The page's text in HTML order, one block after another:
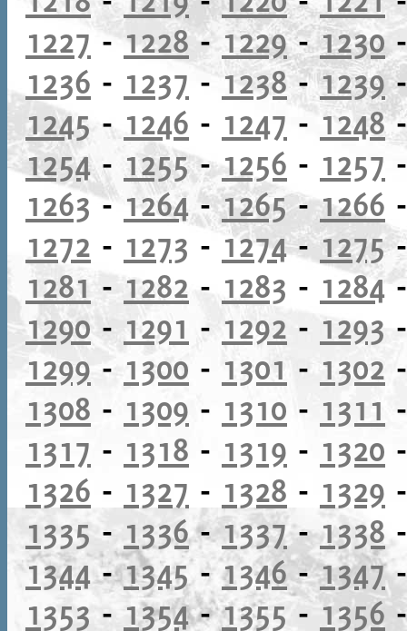
1227 -1228-1229-1230
1236 - 1237 -1238-1239
1245- 1246 - 1247 - 1248
1254- 1255-1256 - 1257
1263- 1264-1265-1266
1272 - 1273 - 1274-1275
1281 -1282 - 1283 - 1284
1290- 1291 - 1292 - 1293
1299 - 1300 - 1301 - 1302
1308 - 1309 - 1310 - 1311
1317 - 1318 - 1319 - 1320
1326 - 1327 - 1328 - 1329
1335- 1336-1337-1338
1344-1345-1346-1347
1353 - 1354-1355 -1356